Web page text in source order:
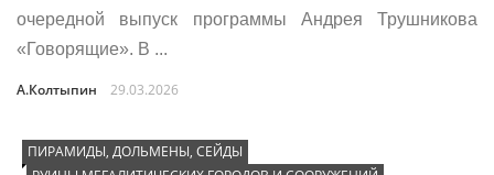
очередной выпуск программы Андрея Трушникова
«Говорящие». В ...
А.Колтыпин 29.03.2026
ПИРАМИДЫ, ДОЛЬМЕНЫ, СЕЙДЫ